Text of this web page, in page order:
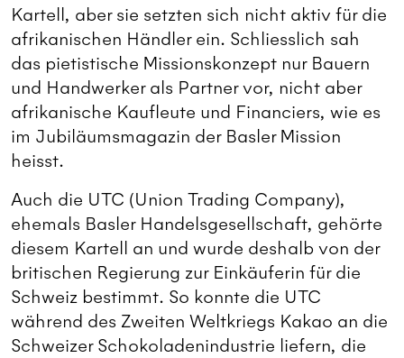
Kartell, aber sie setzten sich nicht aktiv für die
afrikanischen Händler ein. Schliesslich sah
das pietistische Missionskonzept nur Bauern
und Handwerker als Partner vor, nicht aber
afrikanische Kaufleute und Financiers, wie es
im Jubiläumsmagazin der Basler Mission
heisst.
Auch die UTC (Union Trading Company),
ehemals Basler Handelsgesellschaft, gehörte
diesem Kartell an und wurde deshalb von der
britischen Regierung zur Einkäuferin für die
Schweiz bestimmt. So konnte die UTC
während des Zweiten Weltkriegs Kakao an die
Schweizer Schokoladenindustrie liefern, die